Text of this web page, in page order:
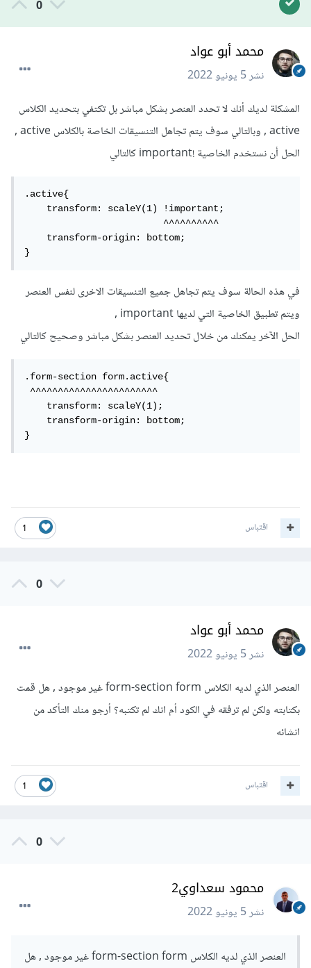
0
محمد أبو عواد
نشر5 يونيو 2022
المشكلة لديك أنك لا تحدد العنصر بشكل مباشر بل تكتفي بتحديد الكلاس
active , وبالتالي سوف يتم تجاهل التنسيقات الخاصة بالكلاس active ,
الحل أن نستخدم الخاصية !important كالتالي
.active{
    transform: scaleY(1) !important;
                         ^^^^^^^^^^
    transform-origin: bottom;
}
في هذه الحالة سوف يتم تجاهل جميع التنسيقات الاخرى لنفس العنصر
ويتم تطبيق الخاصية التي لديها important ,
الحل الآخر يمكنك من خلال تحديد العنصر بشكل مباشر وصحيح كالتالي
.form-section form.active{
^^^^^^^^^^^^^^^^^^^^^^^
    transform: scaleY(1);
    transform-origin: bottom;
}
1 اقتباس
0
محمد أبو عواد
نشر5 يونيو 2022
العنصر الذي لديه الكلاس form-section form غير موجود , هل قمت
بكتابته ولكن لم ترفقه في الكود أم انك لم تكتبه؟ أرجو منك التأكد من
انشائه
1 اقتباس
0
محمود سعداوي2
نشر5 يونيو 2022
العنصر الذي لديه الكلاس form-section form غير موجود , هل